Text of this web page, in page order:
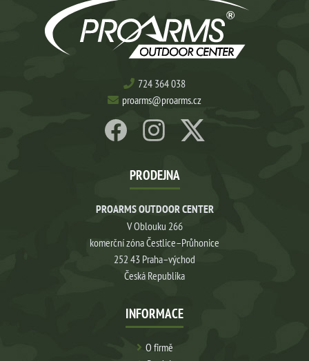
724 364 038
proarms@proarms.cz
PRODEJNA
PROARMS OUTDOOR CENTER
V Oblouku 266
komerční zóna Čestlice–Průhonice
252 43 Praha–východ
Česká Republika
INFORMACE
O firmě